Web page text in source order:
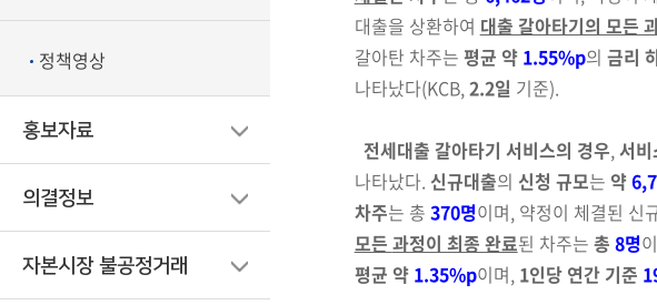
정책영상
홍보자료
의결정보
자본시장 불공정거래
대출을 상환하여 대출 갈아타기의 모든
갈아탄 차주는 평균 약 1.55%p의 금리
나타났다(KCB,2.2일 기준).
전세대출 갈아타기 서비스의 경우,서
나타났다. 신규대출의 신청 규모는 약
차주는 총 370명이며, 약정이 체결된 신
모든 과정이 최종 완료된 차주는 총 8명
평균 약 1.35%p이며,1인당 연간 기준